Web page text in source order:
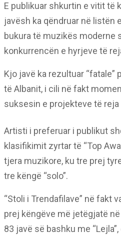
E publikuar shkurtin e vitit të
javësh ka qëndruar në listën
bukura të muzikës moderne
konkurrencën e hyrjeve të
Kjo javë ka rezultuar
të Albanit, i cili në fakt
suksesin e projekteve të
Artisti i preferuar i publikut
klasifikimit zyrtar të “Top
tjera muzikore, ku tre prej
tre këngë “solo”.
“Stoli i Trendafilave” në fakt
prej këngëve më jetëgjatë
83 javë së bashku me